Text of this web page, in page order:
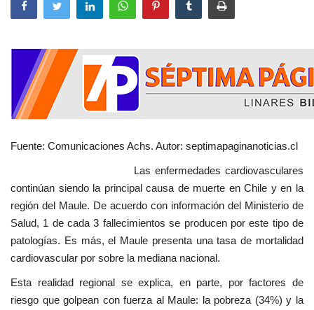
Fuente: Comunicaciones Achs. Autor: septimapaginanoticias.cl
Las enfermedades cardiovasculares
continúan siendo la principal causa de muerte en Chile y en la
región del Maule. De acuerdo con información del Ministerio de
Salud, 1 de cada 3 fallecimientos se producen por este tipo de
patologías. Es más, el Maule presenta una tasa de mortalidad
cardiovascular por sobre la mediana nacional.
Esta realidad regional se explica, en parte, por factores de
riesgo que golpean con fuerza al Maule: la pobreza (34%) y la